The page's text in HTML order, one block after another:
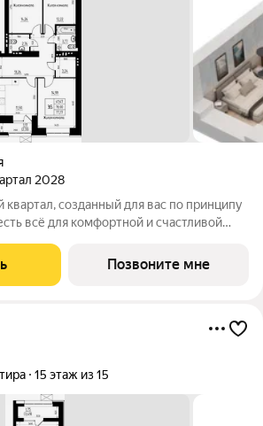
2028
созданный для вас по принципу
всё для комфортной и счастливой
от станции метро
разнообразием
Позвоните мне
15 этаж из 15